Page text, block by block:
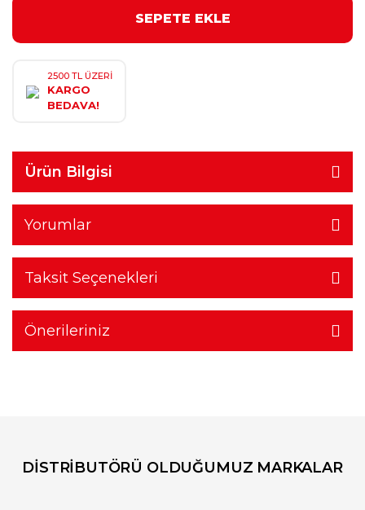
SEPETE EKLE
2500 TL ÜZERİ
KARGO
BEDAVA!
Ürün Bilgisi
Yorumlar
Taksit Seçenekleri
Önerileriniz
DİSTRİBUTÖRÜ OLDUĞUMUZ MARKALAR